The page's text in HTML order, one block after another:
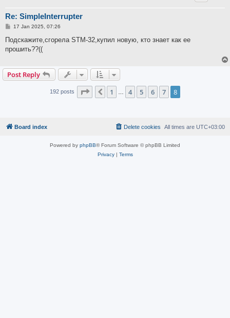
Re: SimpleInterrupter
P
s
17 Jan 2025, 07:26
Подскажите,сгорела STM-32,купил новую, кто знает как ее
прошить??((
Post Reply
192 posts Page of8
Previous
1 4 5 6 7 8
Board index All times are UTC+03:00
Delete cookies
Powered by phpBB® Forum Software © phpBB Limited
Privacy| Terms